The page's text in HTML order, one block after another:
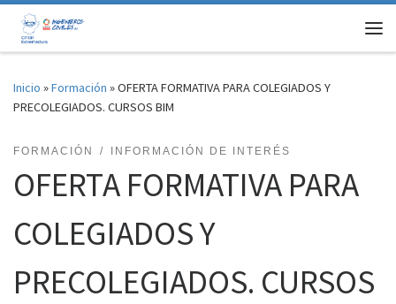
Saltar al contenido
Inicio »Formación »OFERTA FORMATIVA PARA COLEGIADOS Y
PRECOLEGIADOS. CURSOS BIM
FORMACIÓN INFORMACIÓN DE INTERÉS
OFERTA FORMATIVA PARA
COLEGIADOS Y
PRECOLEGIADOS. CURSOS